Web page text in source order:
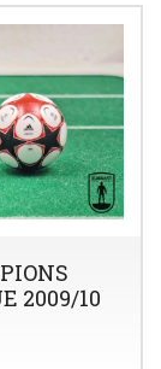
2009/10